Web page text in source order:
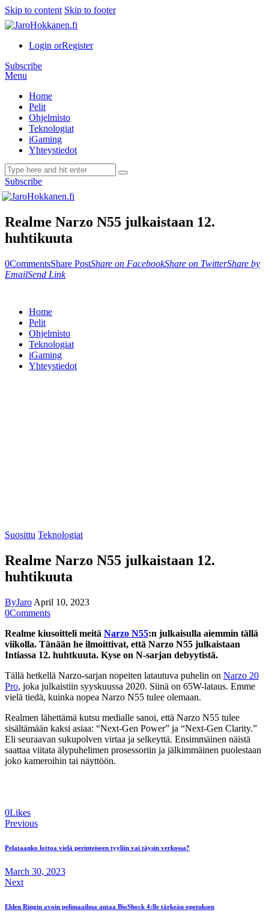
Skip to content Skip to footer
Login orRegister
Subscribe
Menu
Home
Pelit
Ohjelmisto
Teknologiat
iGaming
Yhteystiedot
Subscribe
Realme Narzo N55 julkaistaan 12.
huhtikuuta
0CommentsShare PostShare on FacebookShare on TwitterShare by
EmailSend Link
Home
Pelit
Ohjelmisto
Teknologiat
iGaming
Yhteystiedot
Suosittu Teknologiat
Realme Narzo N55 julkaistaan 12.
huhtikuuta
ByJaro April 10, 2023
0Comments
Realme kiusoitteli meitä Narzo N55:n julkaisulla aiemmin tällä
viikolla. Tänään he ilmoittivat, että Narzo N55 julkaistaan
Intiassa 12. huhtkuuta. Kyse on N-sarjan debyytistä.
Tällä hetkellä Narzo-sarjan nopeiten latautuva puhelin on Narzo 20
Pro, joka julkaistiin syyskuussa 2020. Siinä on 65W-lataus. Emme
vielä tiedä, kuinka nopea Narzo N55 tulee olemaan.
Realmen lähettämä kutsu medialle sanoi, että Narzo N55 tulee
sisältämään kaksi asiaa: “Next-Gen Power” ja “Next-Gen Clarity.”
Eli seuraavan sukupolven virtaa ja selkeyttä. Ensimmäinen näistä
saattaa viitata älypuhelimen prosessoriin ja jälkimmäinen puolestaan
joko kameroihin tai näyttöön.
0Likes
Post
navigation
Previous
Pelataanko lottoa vielä perinteiseen tyyliin vai täysin verkossa?
March 30, 2023
Next
Elden Ringin avoin pelimaailma antaa BioShock 4:lle tärkeän opetuksen